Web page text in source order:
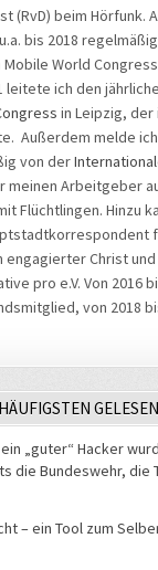
(RvD) beim Hörfunk.
bis 2018
World
leitete ich den
in Leipzig,
Außerdem melde
von der
meinen Arbeitgeber
Flüchtlingen. Hinzu
engagierter Christ
pro e.V. Von 2016
von 2018
GELESEN
„guter“ Hacker
die Bundeswehr, die
– ein Tool zum